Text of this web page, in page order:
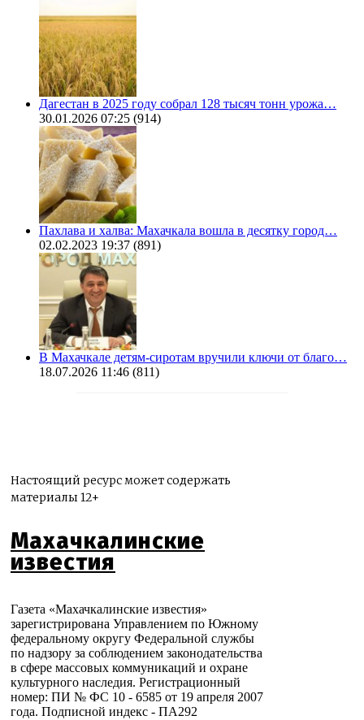
Дагестан в 2025 году собрал 128 тысяч тонн урожа…
30.01.2026 07:25 (914)
Пахлава и халва: Махачкала вошла в десятку город…
02.02.2023 19:37 (891)
В Махачкале детям-сиротам вручили ключи от благо…
18.07.2026 11:46 (811)
Настоящий ресурс может содержать
материалы 12+
Махачкалинские
известия
Газета «Махачкалинские известия»
зарегистрирована Управлением по Южному
федеральному округу Федеральной службы
по надзору за соблюдением законодательства
в сфере массовых коммуникаций и охране
культурного наследия. Регистрационный
номер: ПИ № ФС 10 - 6585 от 19 апреля 2007
года. Подписной индекс - ПА292